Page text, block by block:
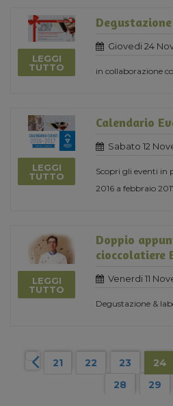
LEGGI
TUTTO
Giovedi 24
in collaborazione
LEGGI
TUTTO
Calendario
Sabato 12
Scopri gli eventi
2016 a febbraio
LEGGI
TUTTO
Doppio
cioccolatiere
Venerdi 11
Degustazione &
21 22 23 24
28
29